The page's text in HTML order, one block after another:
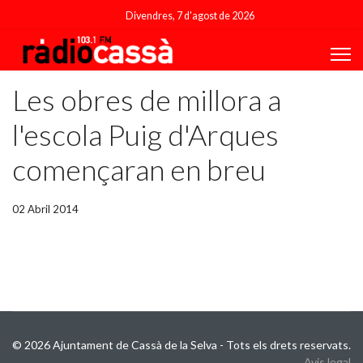
Divendres, 7 d'agost de 2026
Les obres de millora a
l'escola Puig d'Arques
començaran en breu
02 Abril 2014
© 2026 Ajuntament de Cassà de la Selva - Tots els drets reservats.